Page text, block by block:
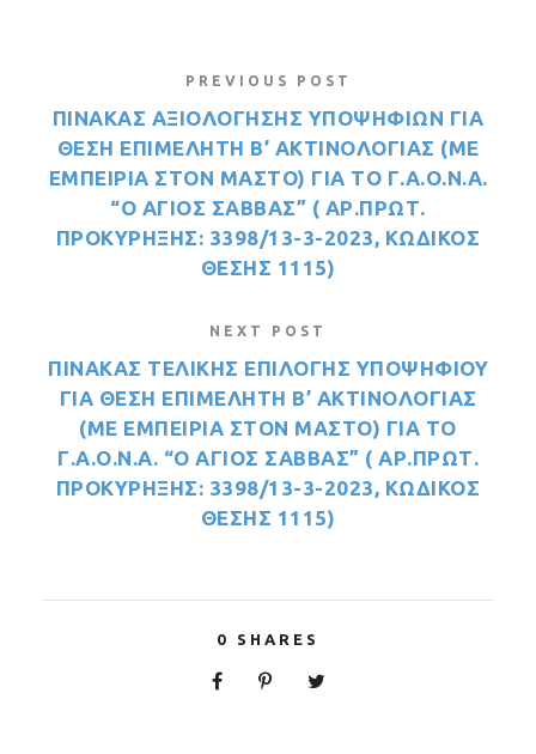
PREVIOUS POST
ΠΙΝΑΚΑΣ ΑΞΙΟΛΟΓΗΣΗΣ ΥΠΟΨΗΦΙΩΝ ΓΙΑ
ΘΕΣΗ ΕΠΙΜΕΛΗΤΗ Β’ ΑΚΤΙΝΟΛΟΓΙΑΣ (ΜΕ
ΕΜΠΕΙΡΙΑ ΣΤΟΝ ΜΑΣΤΟ) ΓΙΑ ΤΟ Γ.Α.Ο.Ν.Α.
“Ο ΑΓΙΟΣ ΣΑΒΒΑΣ” ( ΑΡ.ΠΡΩΤ.
ΠΡΟΚΥΡΗΞΗΣ: 3398/13-3-2023, ΚΩΔΙΚΟΣ
ΘΕΣΗΣ 1115)
NEXT POST
ΠΙΝΑΚΑΣ ΤΕΛΙΚΗΣ ΕΠΙΛΟΓΗΣ ΥΠΟΨΗΦΙΟΥ
ΓΙΑ ΘΕΣΗ ΕΠΙΜΕΛΗΤΗ Β’ ΑΚΤΙΝΟΛΟΓΙΑΣ
(ΜΕ ΕΜΠΕΙΡΙΑ ΣΤΟΝ ΜΑΣΤΟ) ΓΙΑ ΤΟ
Γ.Α.Ο.Ν.Α. “Ο ΑΓΙΟΣ ΣΑΒΒΑΣ” ( ΑΡ.ΠΡΩΤ.
ΠΡΟΚΥΡΗΞΗΣ: 3398/13-3-2023, ΚΩΔΙΚΟΣ
ΘΕΣΗΣ 1115)
0 SHARES